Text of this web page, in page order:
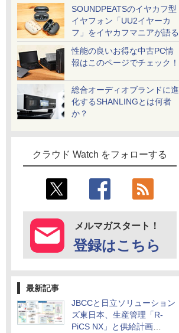
SOUNDPEATSのイヤカフ型
イヤフォン「UU2イヤーカ
フ」をイヤカフマニアが語る
性能の良いお得な中古PC情
報はこのページでチェック！
総合オーディオブランドに進
化するSHANLINGとは何者
か？
クラウド Watch をフォローする
メルマガスタート！
登録はこちら
最新記事
JBCCと日立ソリューション
ズ東日本、生産管理「R-
PiCS NX」と供給計画